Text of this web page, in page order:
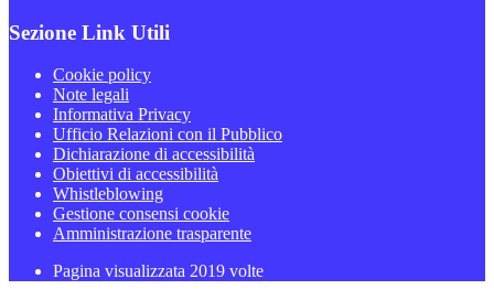
Sezione Link Utili
Cookie policy
Note legali
Informativa Privacy
Ufficio Relazioni con il Pubblico
Dichiarazione di accessibilità
Obiettivi di accessibilità
Whistleblowing
Gestione consensi cookie
Amministrazione trasparente
Pagina visualizzata 2019 volte